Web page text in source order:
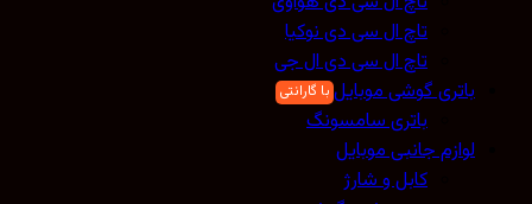
تاچ ال سی دی نوکیا
تاچ ال سی دی ال جی
باتری گوشی موبایل
باتری سامسونگ
لوازم جانبی موبایل
کابل و شارژ